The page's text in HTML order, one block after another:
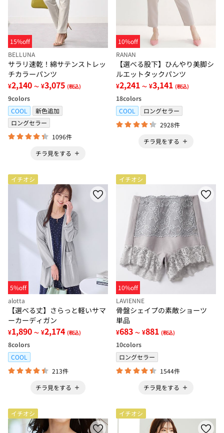
15%off
BELLUNA
サラリ速乾！綿サテンストレッ
チカラーパンツ
¥2,140 ～ ¥3,075 (税込)
9colors
COOL
新色追加
ロングセラー
1096件
チラ見をする
10%off
RANAN
【選べる股下】ひんやり美脚シ
ルエットタックパンツ
¥2,241 ～ ¥3,141 (税込)
18colors
COOL
ロングセラー
2928件
チラ見をする
イチオシ
5%off
alotta
【選べる丈】さらっと軽いサマ
ーカーディガン
¥1,890 ～ ¥2,174 (税込)
8colors
COOL
213件
チラ見をする
イチオシ
10%off
LAVIENNE
骨盤シェイプの素敵ショーツ
単品
¥683 ～ ¥881 (税込)
10colors
ロングセラー
1544件
チラ見をする
イチオシ イチオシ